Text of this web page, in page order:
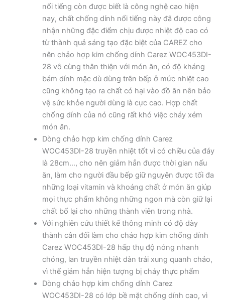
nổi tiếng còn được biết là công nghệ cao hiện
nay, chất chống dính nổi tiếng này đã được công
nhận những đặc điểm chịu được nhiệt độ cao có
từ thành quả sáng tạo đặc biệt của CAREZ cho
nên chảo hợp kim chống dính Carez WOC453DI-
28 vô cùng thân thiện với món ăn, có độ kháng
bám dính mặc dù dùng trên bếp ở mức nhiệt cao
cũng không tạo ra chất có hại vào đồ ăn nên bảo
vệ sức khỏe người dùng là cực cao. Hợp chất
chống dính của nó cũng rất khó việc cháy xém
món ăn.
Dòng chảo hợp kim chống dính Carez
WOC453DI-28 truyền nhiệt tốt vì có chiều của đáy
là 28cm…, cho nên giảm hẳn được thời gian nấu
ăn, làm cho người đầu bếp giữ nguyên được tối đa
những loại vitamin và khoáng chất ở món ăn giúp
mọi thực phẩm không những ngon mà còn giữ lại
chất bổ lại cho những thành viên trong nhà.
Với nghiên cứu thiết kế thông minh có độ dày
thành cân đối làm cho chảo hợp kim chống dính
Carez WOC453DI-28 hấp thụ độ nóng nhanh
chóng, lan truyền nhiệt dàn trải xung quanh chảo,
vì thế giảm hẳn hiện tượng bị cháy thực phẩm
Dòng chảo hợp kim chống dính Carez
WOC453DI-28 có lớp bề mặt chống dính cao, vì